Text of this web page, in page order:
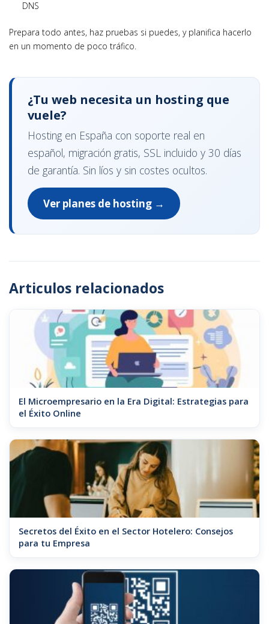
DNS
Prepara todo antes, haz pruebas si puedes, y planifica hacerlo
en un momento de poco tráfico.
¿Tu web necesita un hosting que
vuele?
Hosting en España con soporte real en
español, migración gratis, SSL incluido y 30 días
de garantía. Sin líos y sin costes ocultos.
Ver planes de hosting →
Articulos relacionados
El Microempresario en la Era Digital: Estrategias para
el Éxito Online
Secretos del Éxito en el Sector Hotelero: Consejos
para tu Empresa